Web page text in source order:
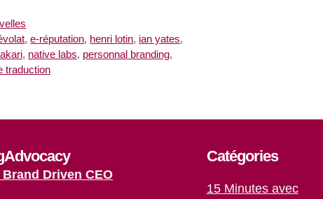
,e-réputation, henri lotin, ian yates,
, native labs, personnal branding,
traduction
Driven CEO
Catégories
15 Minutes avec